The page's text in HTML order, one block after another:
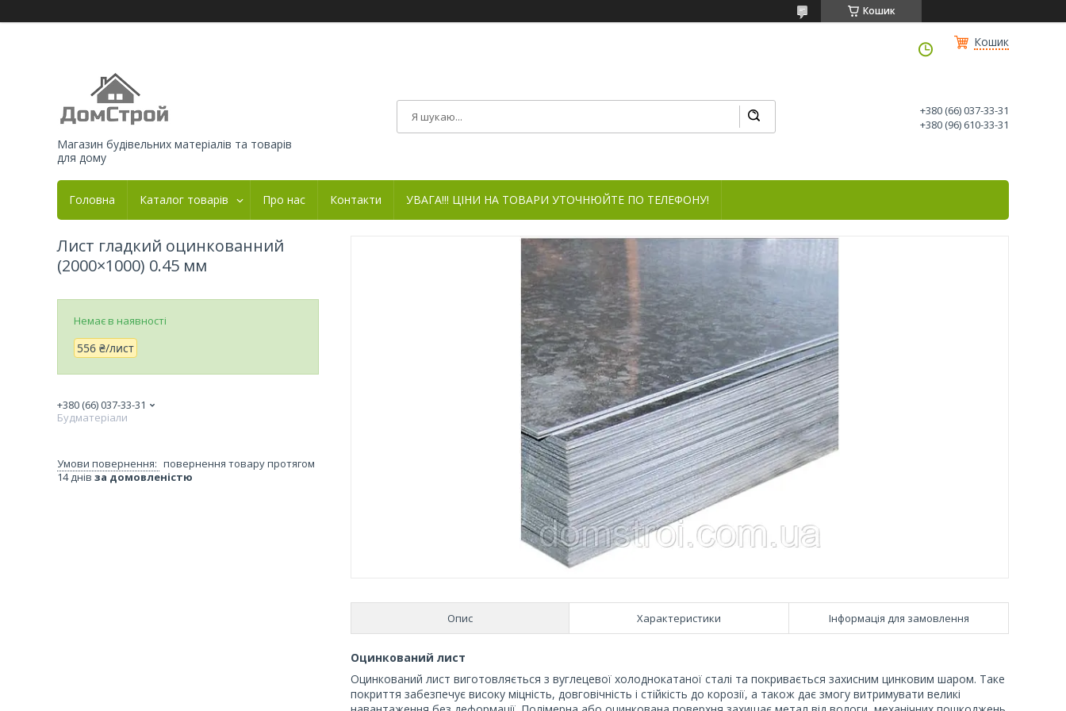
Кошик
Кошик
Магазин будівельних матеріалів та товарів
для дому
+380 (66) 037-33-31
+380 (96) 610-33-31
Головна Каталог товарів Про нас Контакти УВАГА!!! ЦІНИ НА ТОВАРИ УТОЧНЮЙТЕ ПО ТЕЛЕФОНУ!
Опис Характеристики Інформація для замовлення
Оцинкований лист
Оцинкований лист виготовляється з вуглецевої холоднокатаної сталі та покривається захисним цинковим шаром. Таке
покриття забезпечує високу міцність, довговічність і стійкість до корозії, а також дає змогу витримувати великі
Лист гладкий оцинкованний
(2000×1000) 0.45 мм
Немає в наявності
556 ₴/лист
+380 (66) 037-33-31
Будматеріали
повернення товару протягом
14 днів за домовленістю